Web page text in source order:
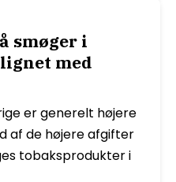
smøger i
med
er generelt højere
af de højere afgifter
tobaksprodukter i